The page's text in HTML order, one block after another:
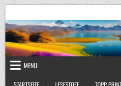
Skip
to
content
UmweltKlima.com
MENU